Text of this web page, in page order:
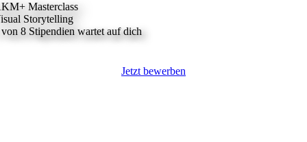
Masterclass
Storytelling
8 Stipendien wartet auf dich
Jetzt bewerben